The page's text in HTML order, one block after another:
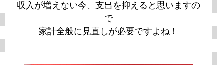
収入が増えない今、支出を抑えると思いますの
で
家計全般に見直しが必要ですよね！